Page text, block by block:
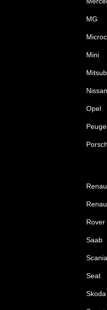
MG
Mini
Nissan
Opel
Rover
Saab
Scania
Seat
Skoda